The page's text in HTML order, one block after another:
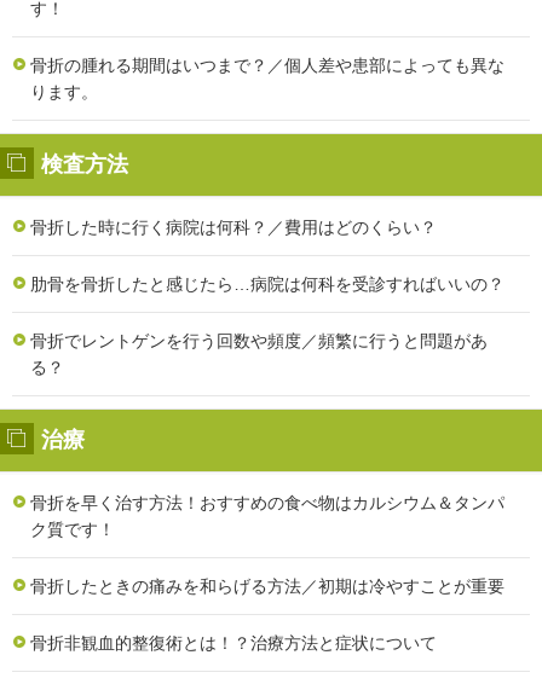
す！
骨折の腫れる期間はいつまで？／個人差や患部によっても異な
ります。
検査方法
骨折した時に行く病院は何科？／費用はどのくらい？
肋骨を骨折したと感じたら…病院は何科を受診すればいいの？
骨折でレントゲンを行う回数や頻度／頻繁に行うと問題があ
る？
治療
骨折を早く治す方法！おすすめの食べ物はカルシウム＆タンパ
ク質です！
骨折したときの痛みを和らげる方法／初期は冷やすことが重要
骨折非観血的整復術とは！？治療方法と症状について